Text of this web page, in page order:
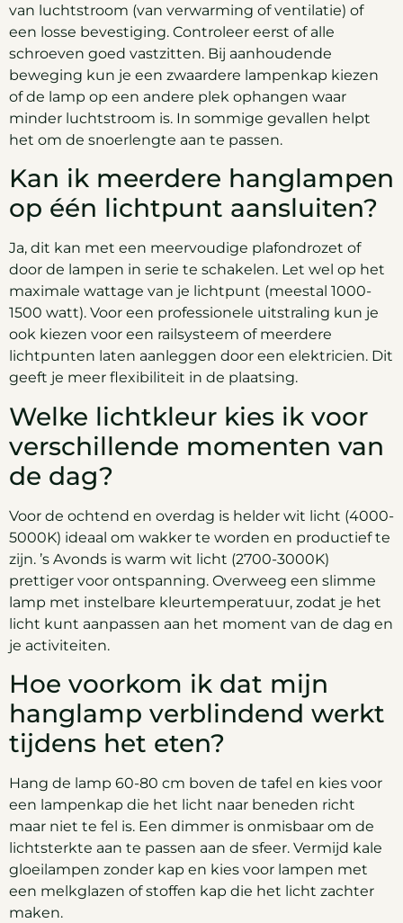
van luchtstroom (van verwarming of ventilatie) of
een losse bevestiging. Controleer eerst of alle
schroeven goed vastzitten. Bij aanhoudende
beweging kun je een zwaardere lampenkap kiezen
of de lamp op een andere plek ophangen waar
minder luchtstroom is. In sommige gevallen helpt
het om de snoerlengte aan te passen.
Kan ik meerdere hanglampen
op één lichtpunt aansluiten?
Ja, dit kan met een meervoudige plafondrozet of
door de lampen in serie te schakelen. Let wel op het
maximale wattage van je lichtpunt (meestal 1000-
1500 watt). Voor een professionele uitstraling kun je
ook kiezen voor een railsysteem of meerdere
lichtpunten laten aanleggen door een elektricien. Dit
geeft je meer flexibiliteit in de plaatsing.
Welke lichtkleur kies ik voor
verschillende momenten van
de dag?
Voor de ochtend en overdag is helder wit licht (4000-
5000K) ideaal om wakker te worden en productief te
zijn. ’s Avonds is warm wit licht (2700-3000K)
prettiger voor ontspanning. Overweeg een slimme
lamp met instelbare kleurtemperatuur, zodat je het
licht kunt aanpassen aan het moment van de dag en
je activiteiten.
Hoe voorkom ik dat mijn
hanglamp verblindend werkt
tijdens het eten?
Hang de lamp 60-80 cm boven de tafel en kies voor
een lampenkap die het licht naar beneden richt
maar niet te fel is. Een dimmer is onmisbaar om de
lichtsterkte aan te passen aan de sfeer. Vermijd kale
gloeilampen zonder kap en kies voor lampen met
een melkglazen of stoffen kap die het licht zachter
maken.